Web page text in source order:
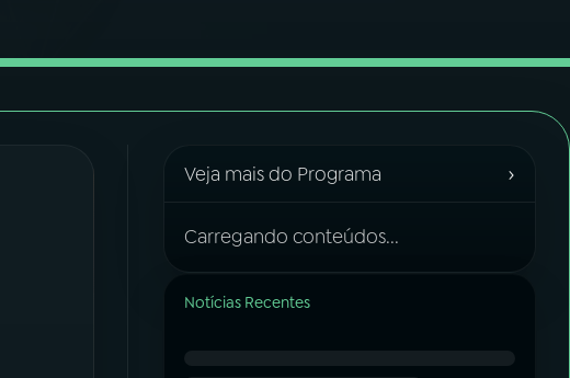
Veja mais do Programa ›
Carregando conteúdos...
Notícias Recentes